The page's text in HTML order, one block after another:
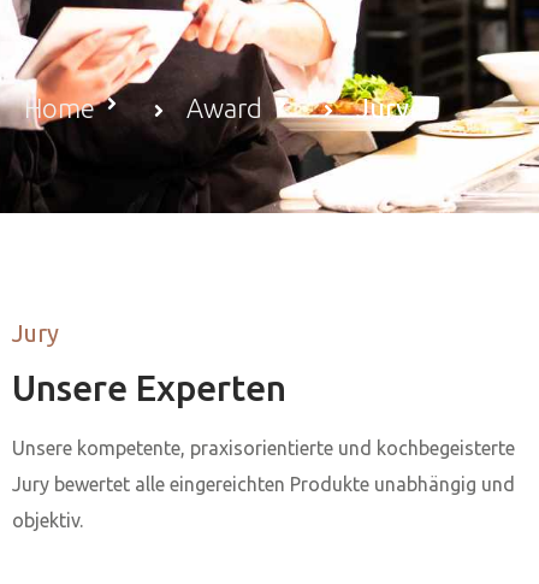
Home Award Jury
Jury
Unsere Experten
Unsere kompetente, praxisorientierte und kochbegeisterte
Jury bewertet alle eingereichten Pro­dukte unabhängig und
objektiv.